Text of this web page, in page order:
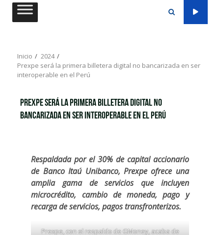
Saltar
Inicio
2024
Prexpe será la primera billetera digital no bancarizada en ser
interoperable en el Perú
Prexpe será la primera billetera digital no
bancarizada en ser interoperable en el Perú
Respaldada por el 30% de capital accionario
de Banco Itaú Unibanco, Prexpe ofrece una
amplia gama de servicios que incluyen
microcrédito, cambio de moneda, pago y
recarga de servicios, pagos transfronterizos.
Prexpe, con el respaldo de GMoney, acaba de